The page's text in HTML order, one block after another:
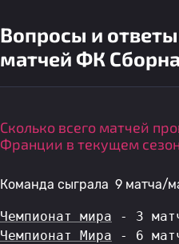
Вопросы и
матчей ФК
Сколько всего матчей
Франции в текущем
Команда сыграла 9 матча/
Чемпионат мира - 3
Чемпионат Мира - 6